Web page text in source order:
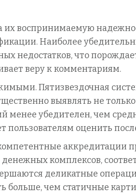
их воспринимаемую
Наиболее
недостатков, что
веру к комментариям.
Пятизвездочная
выявлять не
менее убедителен, чем
пользователям оценить
аккредитации
комплексов,
деликатные
чем статичные